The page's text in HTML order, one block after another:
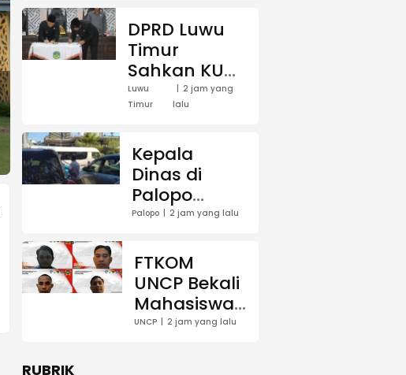
Diperiksa
Penyidik
DPRD Luwu
Timur
Sahkan KUA-
PPAS 2027,
APBD Rp2,26
Dikawal
hingga
Pembahasan
RAPBD
Luwu
Timur
2 jam yang
lalu
Kepala
Dinas di
Palopo
Hadiri
Ketua
Gerindra,
Penggunaan
Bus Sekolah
Palopo 2 jam yang lalu
FTKOM
UNCP Bekali
Mahasiswa
Menentukan
UNCP 2 jam yang lalu
RUBRIK